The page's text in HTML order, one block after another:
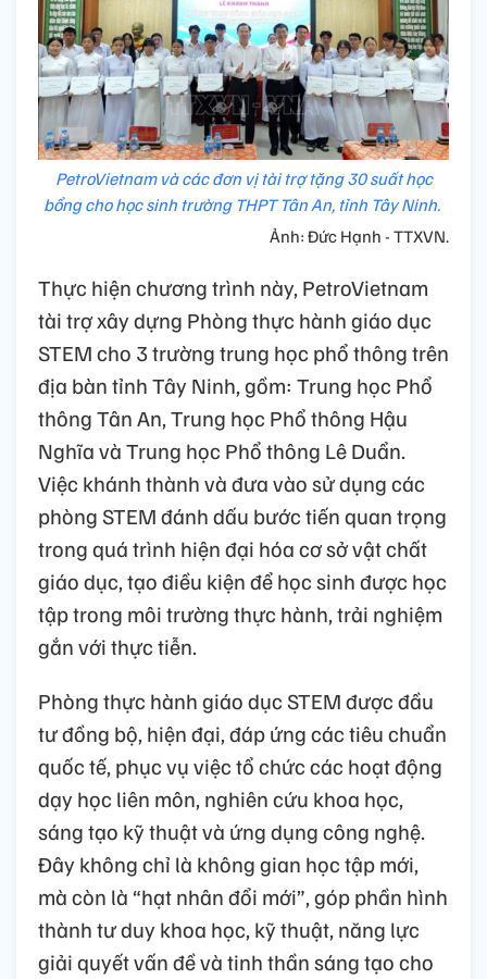
PetroVietnam và các đơn vị tài trợ tặng 30 suất học
bổng cho học sinh trường THPT Tân An, tỉnh Tây Ninh.
Ảnh: Đức Hạnh - TTXVN.
Thực hiện chương trình này, PetroVietnam
tài trợ xây dựng Phòng thực hành giáo dục
STEM cho 3 trường trung học phổ thông trên
địa bàn tỉnh Tây Ninh, gồm: Trung học Phổ
thông Tân An, Trung học Phổ thông Hậu
Nghĩa và Trung học Phổ thông Lê Duẩn.
Việc khánh thành và đưa vào sử dụng các
phòng STEM đánh dấu bước tiến quan trọng
trong quá trình hiện đại hóa cơ sở vật chất
giáo dục, tạo điều kiện để học sinh được học
tập trong môi trường thực hành, trải nghiệm
gắn với thực tiễn.
Phòng thực hành giáo dục STEM được đầu
tư đồng bộ, hiện đại, đáp ứng các tiêu chuẩn
quốc tế, phục vụ việc tổ chức các hoạt động
dạy học liên môn, nghiên cứu khoa học,
sáng tạo kỹ thuật và ứng dụng công nghệ.
Đây không chỉ là không gian học tập mới,
mà còn là “hạt nhân đổi mới”, góp phần hình
thành tư duy khoa học, kỹ thuật, năng lực
giải quyết vấn đề và tinh thần sáng tạo cho